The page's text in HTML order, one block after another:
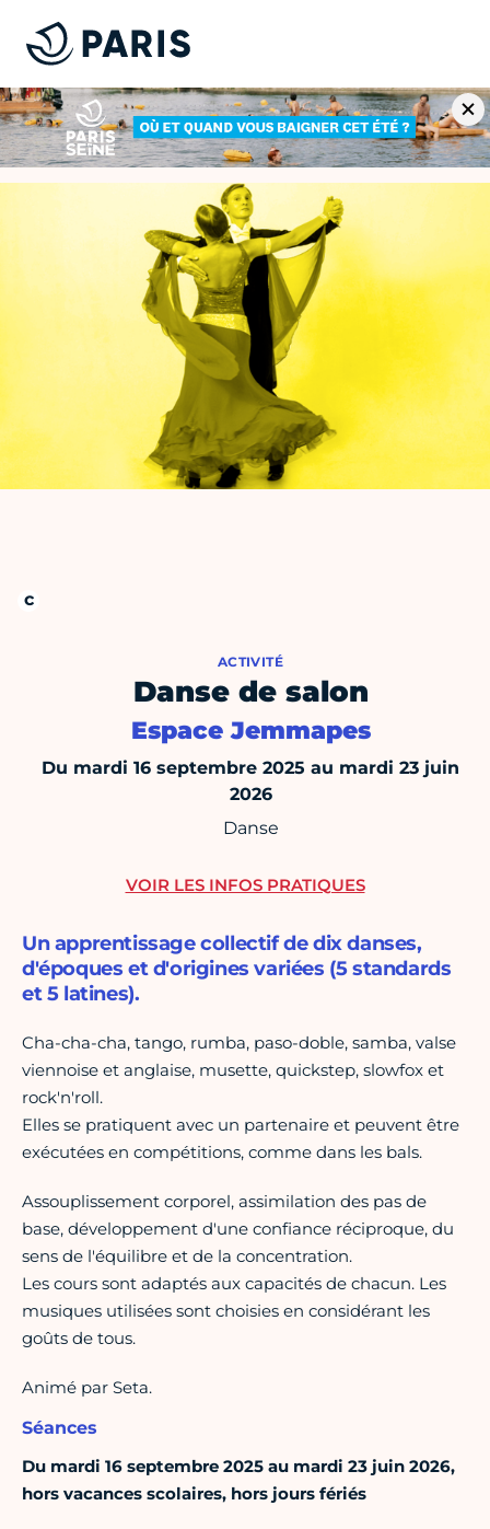
ACTIVITÉ
Danse de salon
Espace Jemmapes
Du mardi 16 septembre 2025 au mardi 23 juin
2026
Danse
Un apprentissage collectif de dix danses,
d'époques et d'origines variées (5 standards
et 5 latines).
Cha-cha-cha, tango, rumba, paso-doble, samba, valse
viennoise et anglaise, musette, quickstep, slowfox et
rock'n'roll.
Elles se pratiquent avec un partenaire et peuvent être
exécutées en compétitions, comme dans les bals.
Assouplissement corporel, assimilation des pas de
base, développement d'une confiance réciproque, du
sens de l'équilibre et de la concentration.
Les cours sont adaptés aux capacités de chacun. Les
musiques utilisées sont choisies en considérant les
goûts de tous.
Animé par Seta.
Séances
Du mardi 16 septembre 2025 au mardi 23 juin 2026,
hors vacances scolaires, hors jours fériés
VOIR LES INFOS PRATIQUES